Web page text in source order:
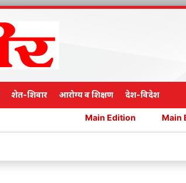
शेत-शिवार आरोग्य व शिक्षण देश-विदेश
Main Edition